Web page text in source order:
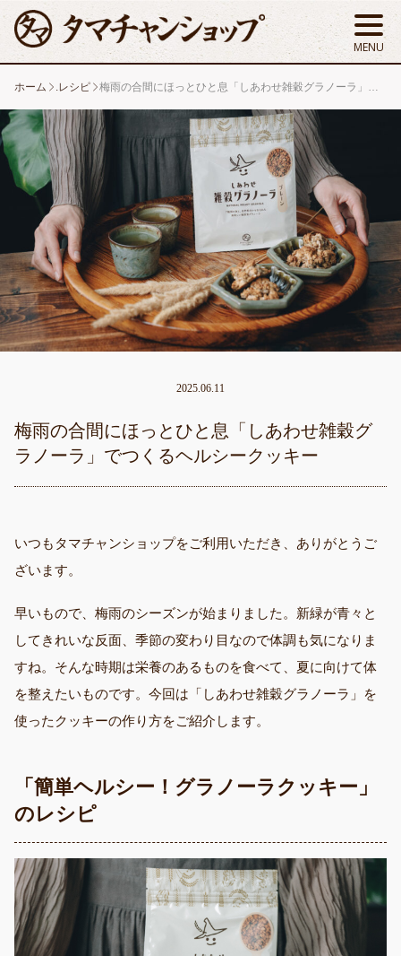
ホーム .レシピ 梅雨の合間にほっとひと息「しあわせ雑穀グラノーラ」でつくるヘルシークッキー
2025.06.11
梅雨の合間にほっとひと息「しあわせ雑穀グ
ラノーラ」でつくるヘルシークッキー
いつもタマチャンショップをご利用いただき、ありがとうご
ざいます。
早いもので、梅雨のシーズンが始まりました。新緑が青々と
してきれいな反面、季節の変わり目なので体調も気になりま
すね。そんな時期は栄養のあるものを食べて、夏に向けて体
を整えたいものです。今回は「しあわせ雑穀グラノーラ」を
使ったクッキーの作り方をご紹介します。
「簡単ヘルシー！グラノーラクッキー」
のレシピ